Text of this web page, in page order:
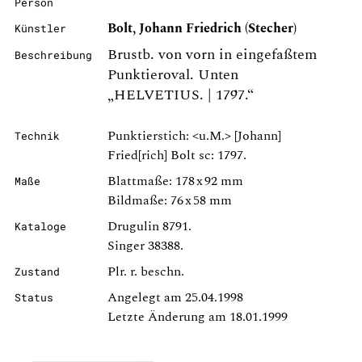
Künstler
Bolt, Johann Friedrich (Stecher)
Beschreibung
Brustb. von vorn in eingefaßtem
Punktieroval. Unten
„HELVETIUS. | 1797.“
Technik
Punktierstich: <u.M.> [Johann]
Fried[rich] Bolt sc: 1797.
Maße
Blattmaße: 178 x 92 mm
Bildmaße: 76 x 58 mm
Kataloge
Drugulin 8791.
Singer 38388.
Zustand Plr. r. beschn.
Status
Angelegt am 25.04.1998
Letzte Änderung am 18.01.1999